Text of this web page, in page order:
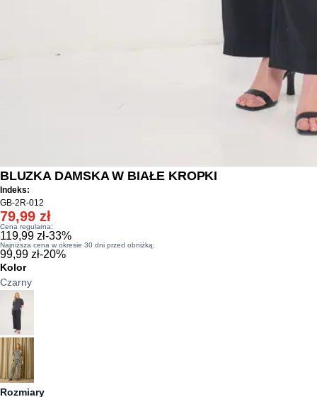
BLUZKA DAMSKA W BIAŁE KROPKI
Indeks:
GB-2R-012
79,99 zł
Cena regularna:
119,99 zł-33%
Najniższa cena w okresie 30 dni przed obniżką:
99,99 zł-20%
Kolor
Czarny
Rozmiary